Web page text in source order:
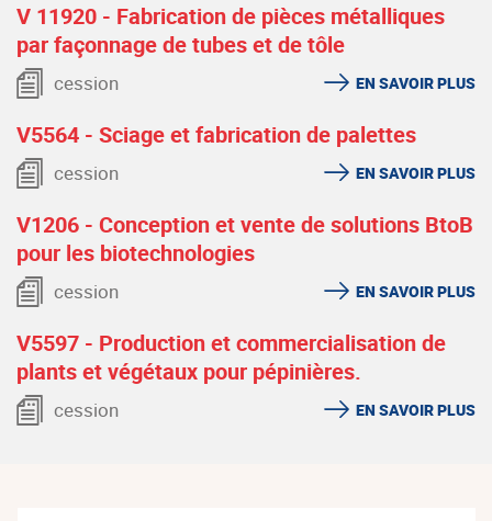
V 11920 - Fabrication de pièces métalliques
par façonnage de tubes et de tôle
cession EN SAVOIR PLUS
V5564 - Sciage et fabrication de palettes
cession EN SAVOIR PLUS
V1206 - Conception et vente de solutions BtoB
pour les biotechnologies
cession EN SAVOIR PLUS
V5597 - Production et commercialisation de
plants et végétaux pour pépinières.
cession EN SAVOIR PLUS